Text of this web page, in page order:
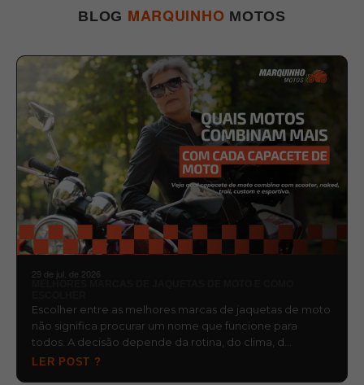
BLOG MARQUINHO MOTOS
29 de jul. de 2026
Escolher entre as melhores marcas de jaquetas de moto
não significa procurar um nome que funcione para
todos. A decisão depende da rotina, do clima, d…
LER POST ?